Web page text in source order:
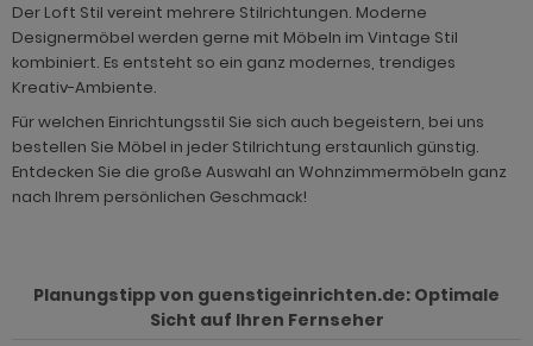
Der Loft Stil vereint mehrere Stilrichtungen. Moderne
Designermöbel werden gerne mit Möbeln im Vintage Stil
kombiniert. Es entsteht so ein ganz modernes, trendiges
Kreativ-Ambiente.
Für welchen Einrichtungsstil Sie sich auch begeistern, bei uns
bestellen Sie Möbel in jeder Stilrichtung erstaunlich günstig.
Entdecken Sie die große Auswahl an Wohnzimmermöbeln ganz
nach Ihrem persönlichen Geschmack!
Planungstipp von guenstigeinrichten.de: Optimale
Sicht auf Ihren Fernseher